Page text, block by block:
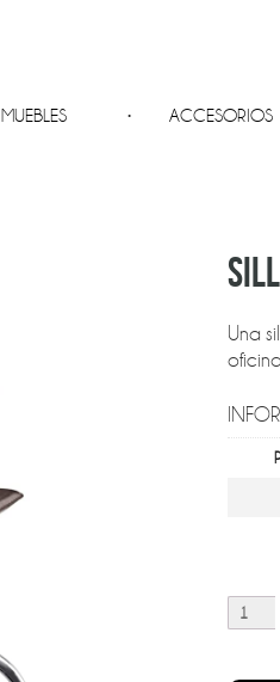
MUEBLES ACCESORIOS
Una